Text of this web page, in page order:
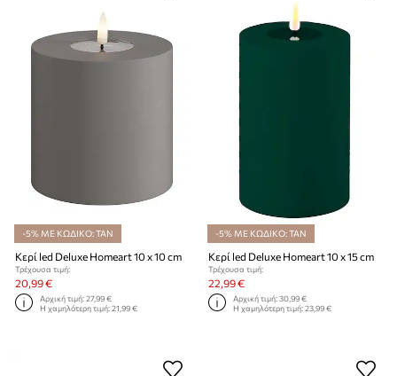
-5% ΜΕ ΚΩΔΙΚΟ: TAN
Κερί led Deluxe Homeart 10 x 10 cm
Τρέχουσα τιμή:
20,99 €
Αρχική τιμή:27,99 €
Η χαμηλότερη τιμή:21,99 €
-5% ΜΕ ΚΩΔΙΚΟ: TAN
Κερί led Deluxe Homeart 10 x 15 cm
Τρέχουσα τιμή:
22,99 €
Αρχική τιμή:30,99 €
Η χαμηλότερη τιμή:23,99 €